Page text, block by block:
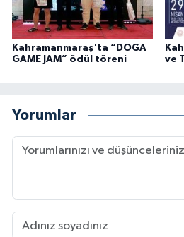
Kahramanmaraş'ta “DOGA
GAME JAM” ödül töreni
ve
Yorumlar